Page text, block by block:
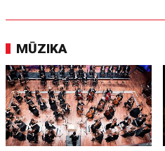
MŪZIKA